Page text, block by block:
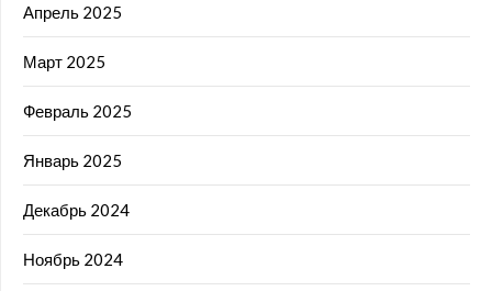
Апрель 2025
Март 2025
Февраль 2025
Январь 2025
Декабрь 2024
Ноябрь 2024